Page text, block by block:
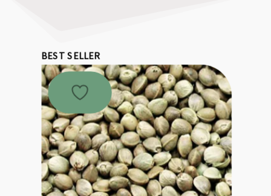
BEST SELLER